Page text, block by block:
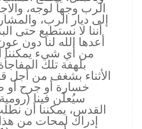
الرب وجهاً لوجه،
إلى ديار الرب،
أننا لا نستطيع حتى
أعدها الله لنا دون
من أي شيء يمكننا
بلهفة تلك
الأثناء بشغف من أجل
خسارة أو جرح أو
القدس، يمكننا أن
إدراك لمحات من